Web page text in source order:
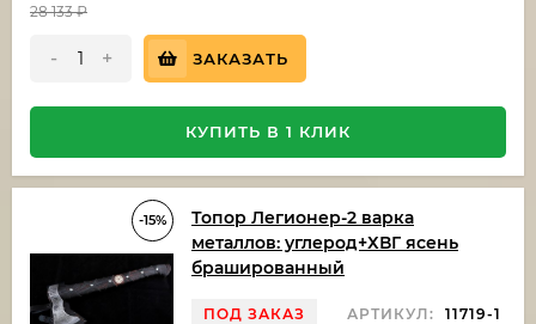
28 133₽
- + ЗАКАЗАТЬ
КУПИТЬ В 1 КЛИК
-15%
Топор Легионер-2 варка
металлов: углерод+ХВГ ясень
брашированный
ПОД ЗАКАЗ АРТИКУЛ: 11719-1